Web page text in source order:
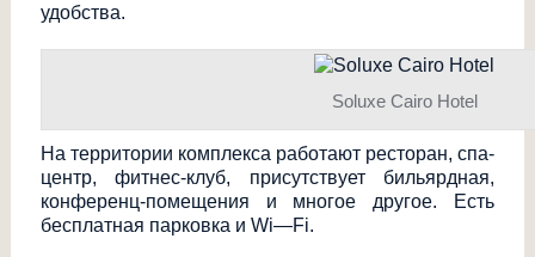
удобства.
Soluxe Cairo Hotel
На территории комплекса работают ресторан, спа-
центр, фитнес-клуб, присутствует бильярдная,
конференц-помещения и многое другое. Есть
бесплатная парковка и Wi—Fi.